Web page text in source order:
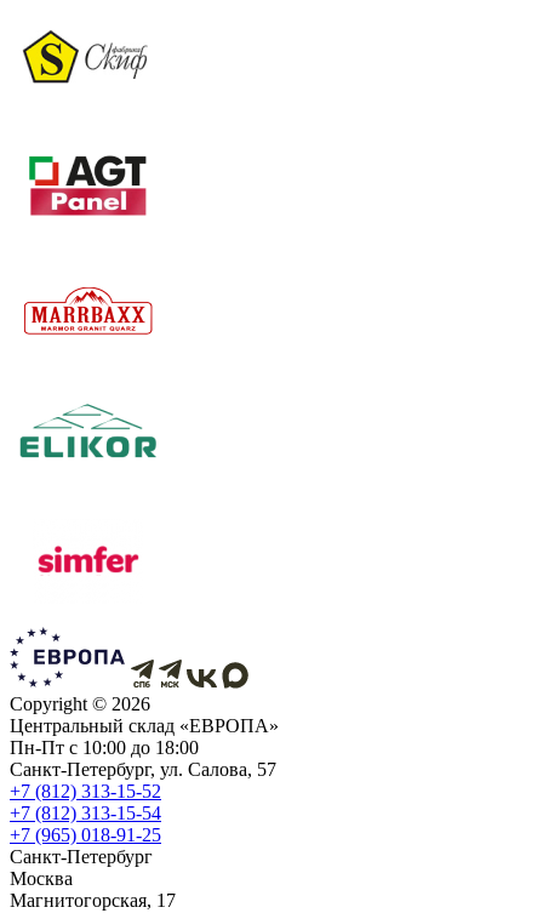
Copyright © 2026
Центральный склад «ЕВРОПА»
Пн-Пт с 10:00 до 18:00
Санкт-Петербург, ул. Салова, 57
+7 (812) 313-15-52
+7 (812) 313-15-54
+7 (965) 018-91-25
Санкт-Петербург
Москва
Магнитогорская, 17